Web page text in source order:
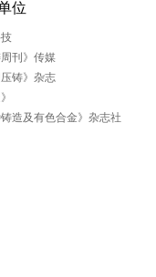
位
周刊》传媒
压铸》杂志
铸造及有色合金》杂志社